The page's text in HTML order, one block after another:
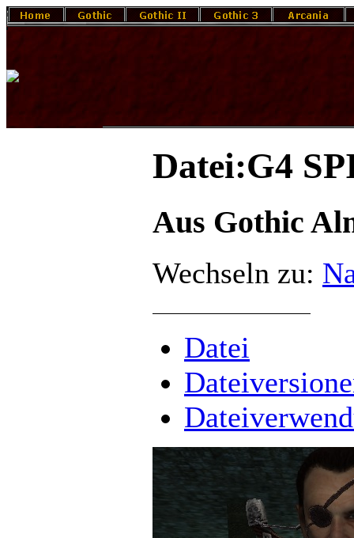
Datei:G4
Aus Gothic
Wechseln zu:
Datei